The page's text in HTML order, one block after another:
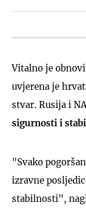
Vitalno je
uvjerena je
stvar. Rusija i
sigurnosti i
"Svako
izravne
stabilnosti",